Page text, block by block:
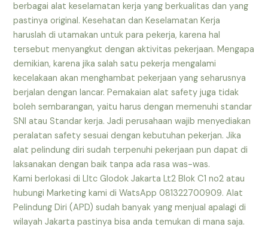
berbagai alat keselamatan kerja yang berkualitas dan yang
pastinya original. Kesehatan dan Keselamatan Kerja
haruslah di utamakan untuk para pekerja, karena hal
tersebut menyangkut dengan aktivitas pekerjaan. Mengapa
demikian, karena jika salah satu pekerja mengalami
kecelakaan akan menghambat pekerjaan yang seharusnya
berjalan dengan lancar. Pemakaian alat safety juga tidak
boleh sembarangan, yaitu harus dengan memenuhi standar
SNI atau Standar kerja. Jadi perusahaan wajib menyediakan
peralatan safety sesuai dengan kebutuhan pekerjan. Jika
alat pelindung diri sudah terpenuhi pekerjaan pun dapat di
laksanakan dengan baik tanpa ada rasa was-was.
Kami berlokasi di Lltc Glodok Jakarta Lt2 Blok C1 no2 atau
hubungi Marketing kami di WatsApp 081322700909. Alat
Pelindung Diri (APD) sudah banyak yang menjual apalagi di
wilayah Jakarta pastinya bisa anda temukan di mana saja.